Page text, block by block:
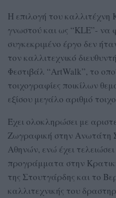
Η επιλογή του
γνωστού και ως “KLE”- να
συγκεκριμένο έργο δεν
τον καλλιτεχνικό
Φεστιβάλ “ArtWalk”, το
τοιχογραφίες ποικίλων
εξίσου μεγάλο αριθμό
Έχει ολοκληρώσει με
Ζωγραφική στην Ανωτάτη
Αθηνών, ενώ έχει
προγράμματα στην
της Στουτγάρδης και το
καλλιτεχνικής του